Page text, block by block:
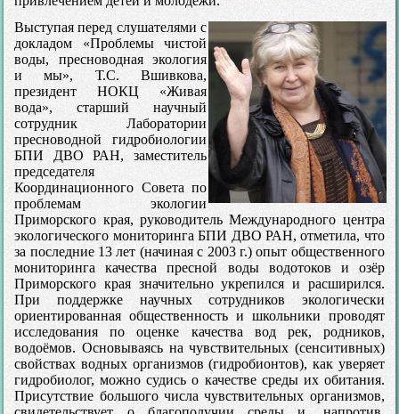
Выступая перед слушателями с
докладом «Проблемы чистой
воды, пресноводная экология
и мы», Т.С. Вшивкова,
президент НОКЦ «Живая
вода», старший научный
сотрудник Лаборатории
пресноводной гидробиологии
БПИ ДВО РАН, заместитель
председателя
Координационного Совета по
проблемам экологии
Приморского края, руководитель Международного центра
экологического мониторинга БПИ ДВО РАН, отметила, что
за последние 13 лет (начиная с 2003 г.) опыт общественного
мониторинга качества пресной воды водотоков и озёр
Приморского края значительно укрепился и расширился.
При поддержке научных сотрудников экологически
ориентированная общественность и школьники проводят
исследования по оценке качества вод рек, родников,
водоёмов. Основываясь на чувствительных (сенситивных)
свойствах водных организмов (гидробионтов), как уверяет
гидробиолог, можно судись о качестве среды их обитания.
Присутствие большого числа чувствительных организмов,